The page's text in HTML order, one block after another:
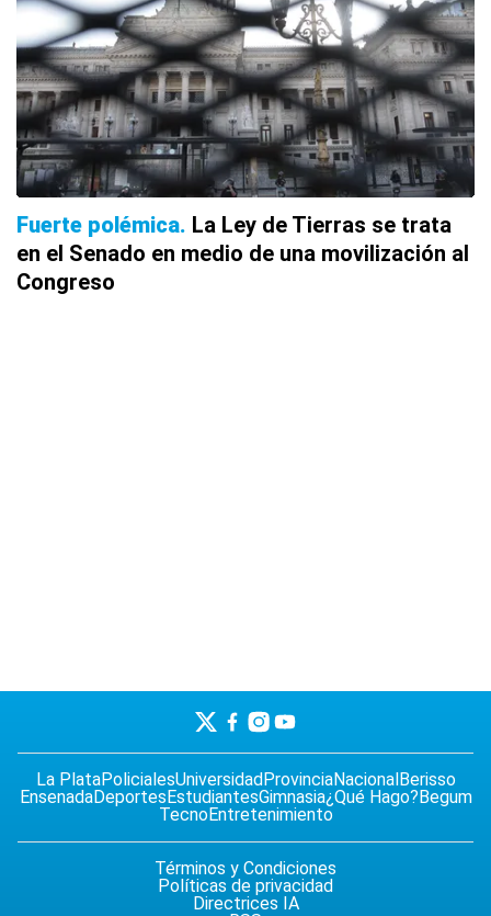
Fuerte polémica La Ley de Tierras se trata
en el Senado en medio de una movilización al
Congreso
La PlataPolicialesUniversidadProvinciaNacionalBerisso
EnsenadaDeportesEstudiantesGimnasia¿Qué Hago?Begum
TecnoEntretenimiento
Términos y Condiciones
Políticas de privacidad
Directrices IA